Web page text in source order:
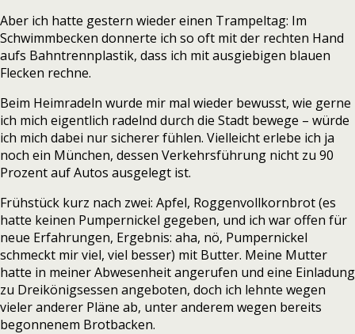
Aber ich hatte gestern wieder einen Trampeltag: Im
Schwimmbecken donnerte ich so oft mit der rechten Hand
aufs Bahntrennplastik, dass ich mit ausgiebigen blauen
Flecken rechne.
Beim Heimradeln wurde mir mal wieder bewusst, wie gerne
ich mich eigentlich radelnd durch die Stadt bewege – würde
ich mich dabei nur sicherer fühlen. Vielleicht erlebe ich ja
noch ein München, dessen Verkehrsführung nicht zu 90
Prozent auf Autos ausgelegt ist.
Frühstück kurz nach zwei: Apfel, Roggenvollkornbrot (es
hatte keinen Pumpernickel gegeben, und ich war offen für
neue Erfahrungen, Ergebnis: aha, nö, Pumpernickel
schmeckt mir viel, viel besser) mit Butter. Meine Mutter
hatte in meiner Abwesenheit angerufen und eine Einladung
zu Dreikönigsessen angeboten, doch ich lehnte wegen
vieler anderer Pläne ab, unter anderem wegen bereits
begonnenem Brotbacken.